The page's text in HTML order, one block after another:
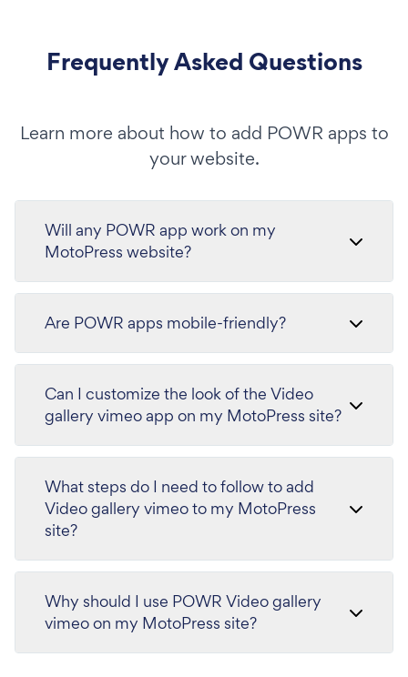
Frequently Asked Questions
Learn more about how to add POWR apps to
your website.
Will any POWR app work on my
MotoPress website?
Are POWR apps mobile-friendly?
Can I customize the look of the Video
gallery vimeo app on my MotoPress site?
What steps do I need to follow to add
Video gallery vimeo to my MotoPress
site?
Why should I use POWR Video gallery
vimeo on my MotoPress site?